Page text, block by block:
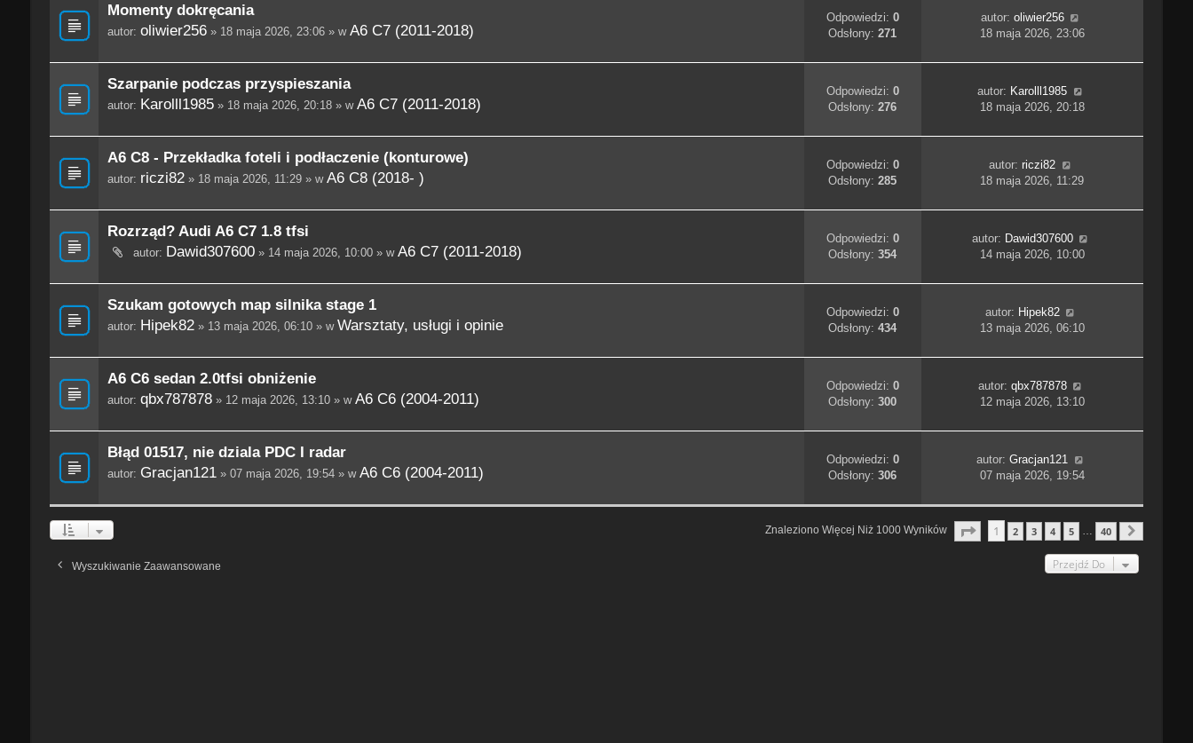
Momenty dokręcania
autor: oliwier256» 18 maja 2026, 23:06 » w A6 C7 (2011-2018)
Odpowiedzi: 0
Odsłony:271
autor: oliwier256
18 maja 2026, 23:06
Szarpanie podczas przyspieszania
autor: Karolll1985» 18 maja 2026, 20:18 » w A6 C7 (2011-2018)
Odpowiedzi: 0
Odsłony:276
autor: Karolll1985
18 maja 2026, 20:18
A6 C8 - Przekładka foteli i podłaczenie (konturowe)
autor: riczi82» 18 maja 2026, 11:29 » w A6 C8 (2018- )
Odpowiedzi: 0
Odsłony:285
autor:riczi82
18 maja 2026, 11:29
Rozrząd? Audi A6 C7 1.8 tfsi
autor: Dawid307600» 14 maja 2026, 10:00 » w A6 C7 (2011-2018)
Odpowiedzi: 0
Odsłony:354
autor: Dawid307600
14 maja 2026, 10:00
Szukam gotowych map silnika stage 1
autor: Hipek82» 13 maja 2026, 06:10 » w Warsztaty, usługi i opinie
Odpowiedzi: 0
Odsłony:434
autor: Hipek82
13 maja 2026, 06:10
A6 C6 sedan 2.0tfsi obniżenie
autor: qbx787878» 12 maja 2026, 13:10 » w A6 C6 (2004-2011)
Odpowiedzi: 0
Odsłony:300
autor: qbx787878
12 maja 2026, 13:10
Błąd 01517, nie dziala PDC I radar
autor: Gracjan121» 07 maja 2026, 19:54 » w A6 C6 (2004-2011)
Odpowiedzi: 0
Odsłony:306
autor:Gracjan121
07 maja 2026, 19:54
Znaleziono Więcej Niż 1000 Wyników Strona 1Z 40
1 2 3 4 5 … 40
Wyszukiwanie Zaawansowane Przejdź Do